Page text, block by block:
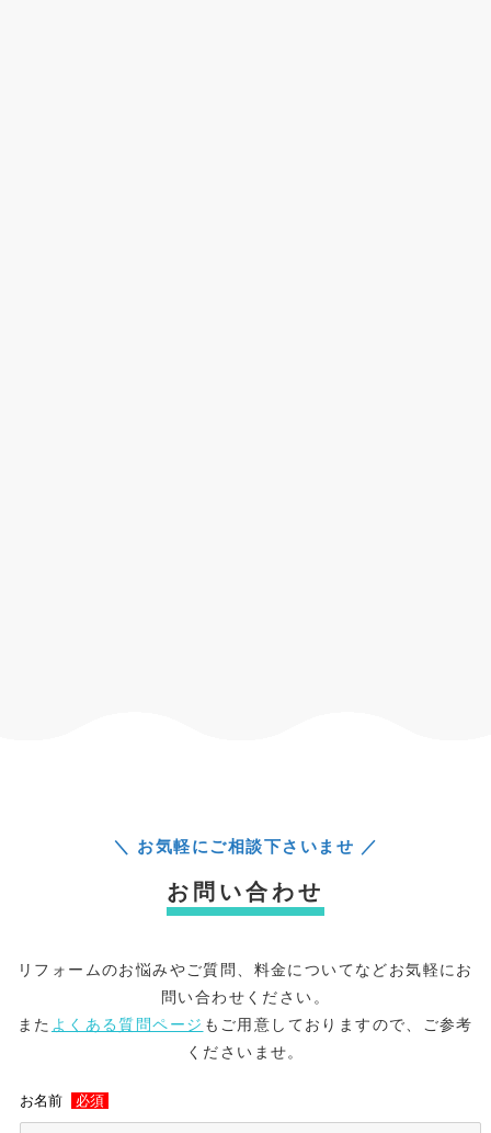
＼ お気軽にご相談下さいませ ／
お問い合わせ
リフォームのお悩みやご質問、料金についてなどお気軽にお
問い合わせください。
また よくある質問ページ もご用意しておりますので、ご参考
くださいませ。
お名前 必須